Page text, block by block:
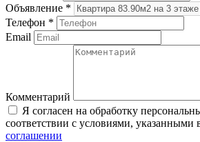
Объявление *
Телефон *
Email
Комментарий
Я согласен на обработку
соответствии с условиями, указанными
соглашении